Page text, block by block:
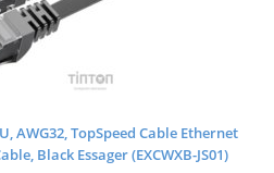
AWG32, TopSpeed Cable Ethernet
Black Essager (EXCWXB-JS01)